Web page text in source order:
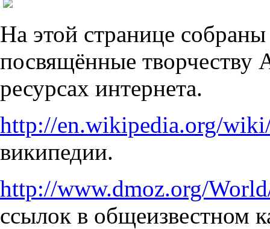
На этой странице
посвящённые творчеству
ресурсах интернета.
http://en.wikipedia.org/
википедии.
http://www.dmoz.org/
ссылок в общеизвестном